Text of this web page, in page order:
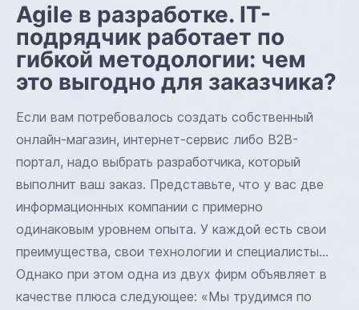
Agile в разработке. IT-
подрядчик работает по
гибкой методологии: чем
это выгодно для заказчика?
Если вам потребовалось создать собственный
онлайн-магазин, интернет-сервис либо B2B-
портал, надо выбрать разработчика, который
выполнит ваш заказ. Представьте, что у вас две
информационных компании с примерно
одинаковым уровнем опыта. У каждой есть свои
преимущества, свои технологии и специалисты…
Однако при этом одна из двух фирм объявляет в
качестве плюса следующее: «Мы трудимся по